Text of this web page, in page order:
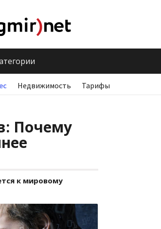
Недвижимость Тарифы
Почему
к мировому